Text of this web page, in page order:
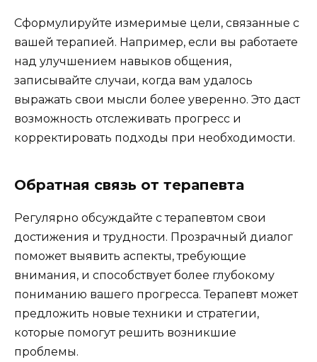
Сформулируйте измеримые цели, связанные с
вашей терапией. Например, если вы работаете
над улучшением навыков общения,
записывайте случаи, когда вам удалось
выражать свои мысли более уверенно. Это даст
возможность отслеживать прогресс и
корректировать подходы при необходимости.
Обратная связь от терапевта
Регулярно обсуждайте с терапевтом свои
достижения и трудности. Прозрачный диалог
поможет выявить аспекты, требующие
внимания, и способствует более глубокому
пониманию вашего прогресса. Терапевт может
предложить новые техники и стратегии,
которые помогут решить возникшие
проблемы.